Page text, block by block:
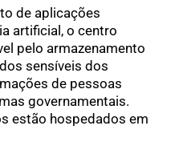
de aplicações
artificial, o centro
pelo armazenamento
sensíveis dos
de pessoas
governamentais.
estão hospedados em